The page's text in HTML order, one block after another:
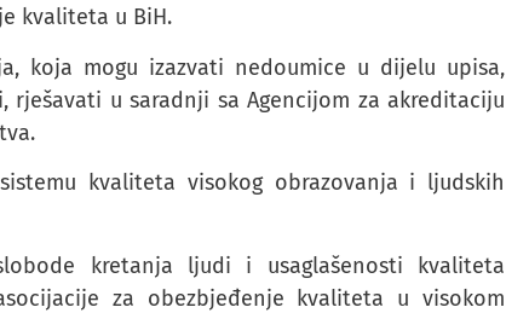
kvaliteta u BiH.
koja mogu izazvati nedoumice u dijelu upisa,
u saradnji sa Agencijom za akreditaciju
kvaliteta visokog obrazovanja i ljudskih
kretanja ljudi i usaglašenosti kvaliteta
za obezbjeđenje kvaliteta u visokom